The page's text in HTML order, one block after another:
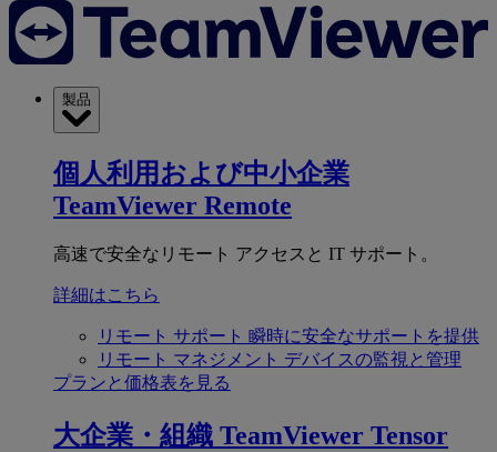
製品
個人利用および中小企業
TeamViewer Remote
高速で安全なリモート アクセスと IT サポート。
詳細はこちら
リモート サポート 瞬時に安全なサポートを提供
リモート マネジメント デバイスの監視と管理
プランと価格表を見る
大企業・組織 TeamViewer Tensor